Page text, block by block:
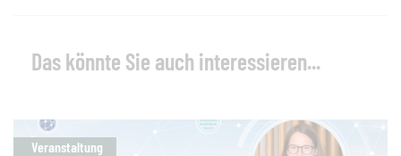
Das könnte Sie auch interessieren...
Veranstaltung